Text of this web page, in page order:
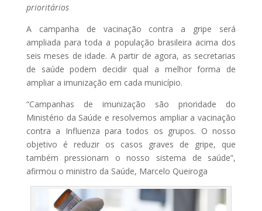
prioritários
A campanha de vacinação contra a gripe será
ampliada para toda a população brasileira acima dos
seis meses de idade. A partir de agora, as secretarias
de saúde podem decidir qual a melhor forma de
ampliar a imunização em cada município.
“Campanhas de imunização são prioridade do
Ministério da Saúde e resolvemos ampliar a vacinação
contra a Influenza para todos os grupos. O nosso
objetivo é reduzir os casos graves de gripe, que
também pressionam o nosso sistema de saúde”,
afirmou o ministro da Saúde, Marcelo Queiroga